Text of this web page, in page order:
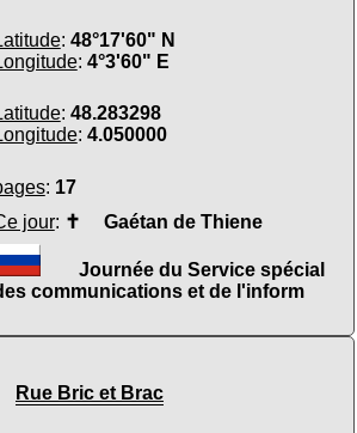
: 48°17'60" N
: 4°3'60" E
: 48.283298
: 4.050000
: 17
jour: ✝ Gaétan de Thiene
Journée du Service spécial
communications et de l'inform
Rue Bric et Brac